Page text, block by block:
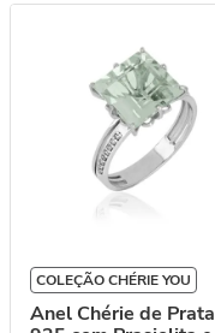
COLEÇÃO CHÉRIE YOU
Anel Chérie de Prata